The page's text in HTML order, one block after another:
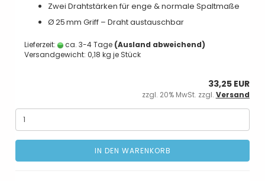
Zwei Drahtstärken für enge & normale Spaltmaße
Ø 25 mm Griff – Draht austauschbar
Lieferzeit: ca. 3-4 Tage (Ausland abweichend)
Versandgewicht:0,18 kg je Stück
33,25 EUR
zzgl. 20% MwSt. zzgl. Versand
IN DEN WARENKORB